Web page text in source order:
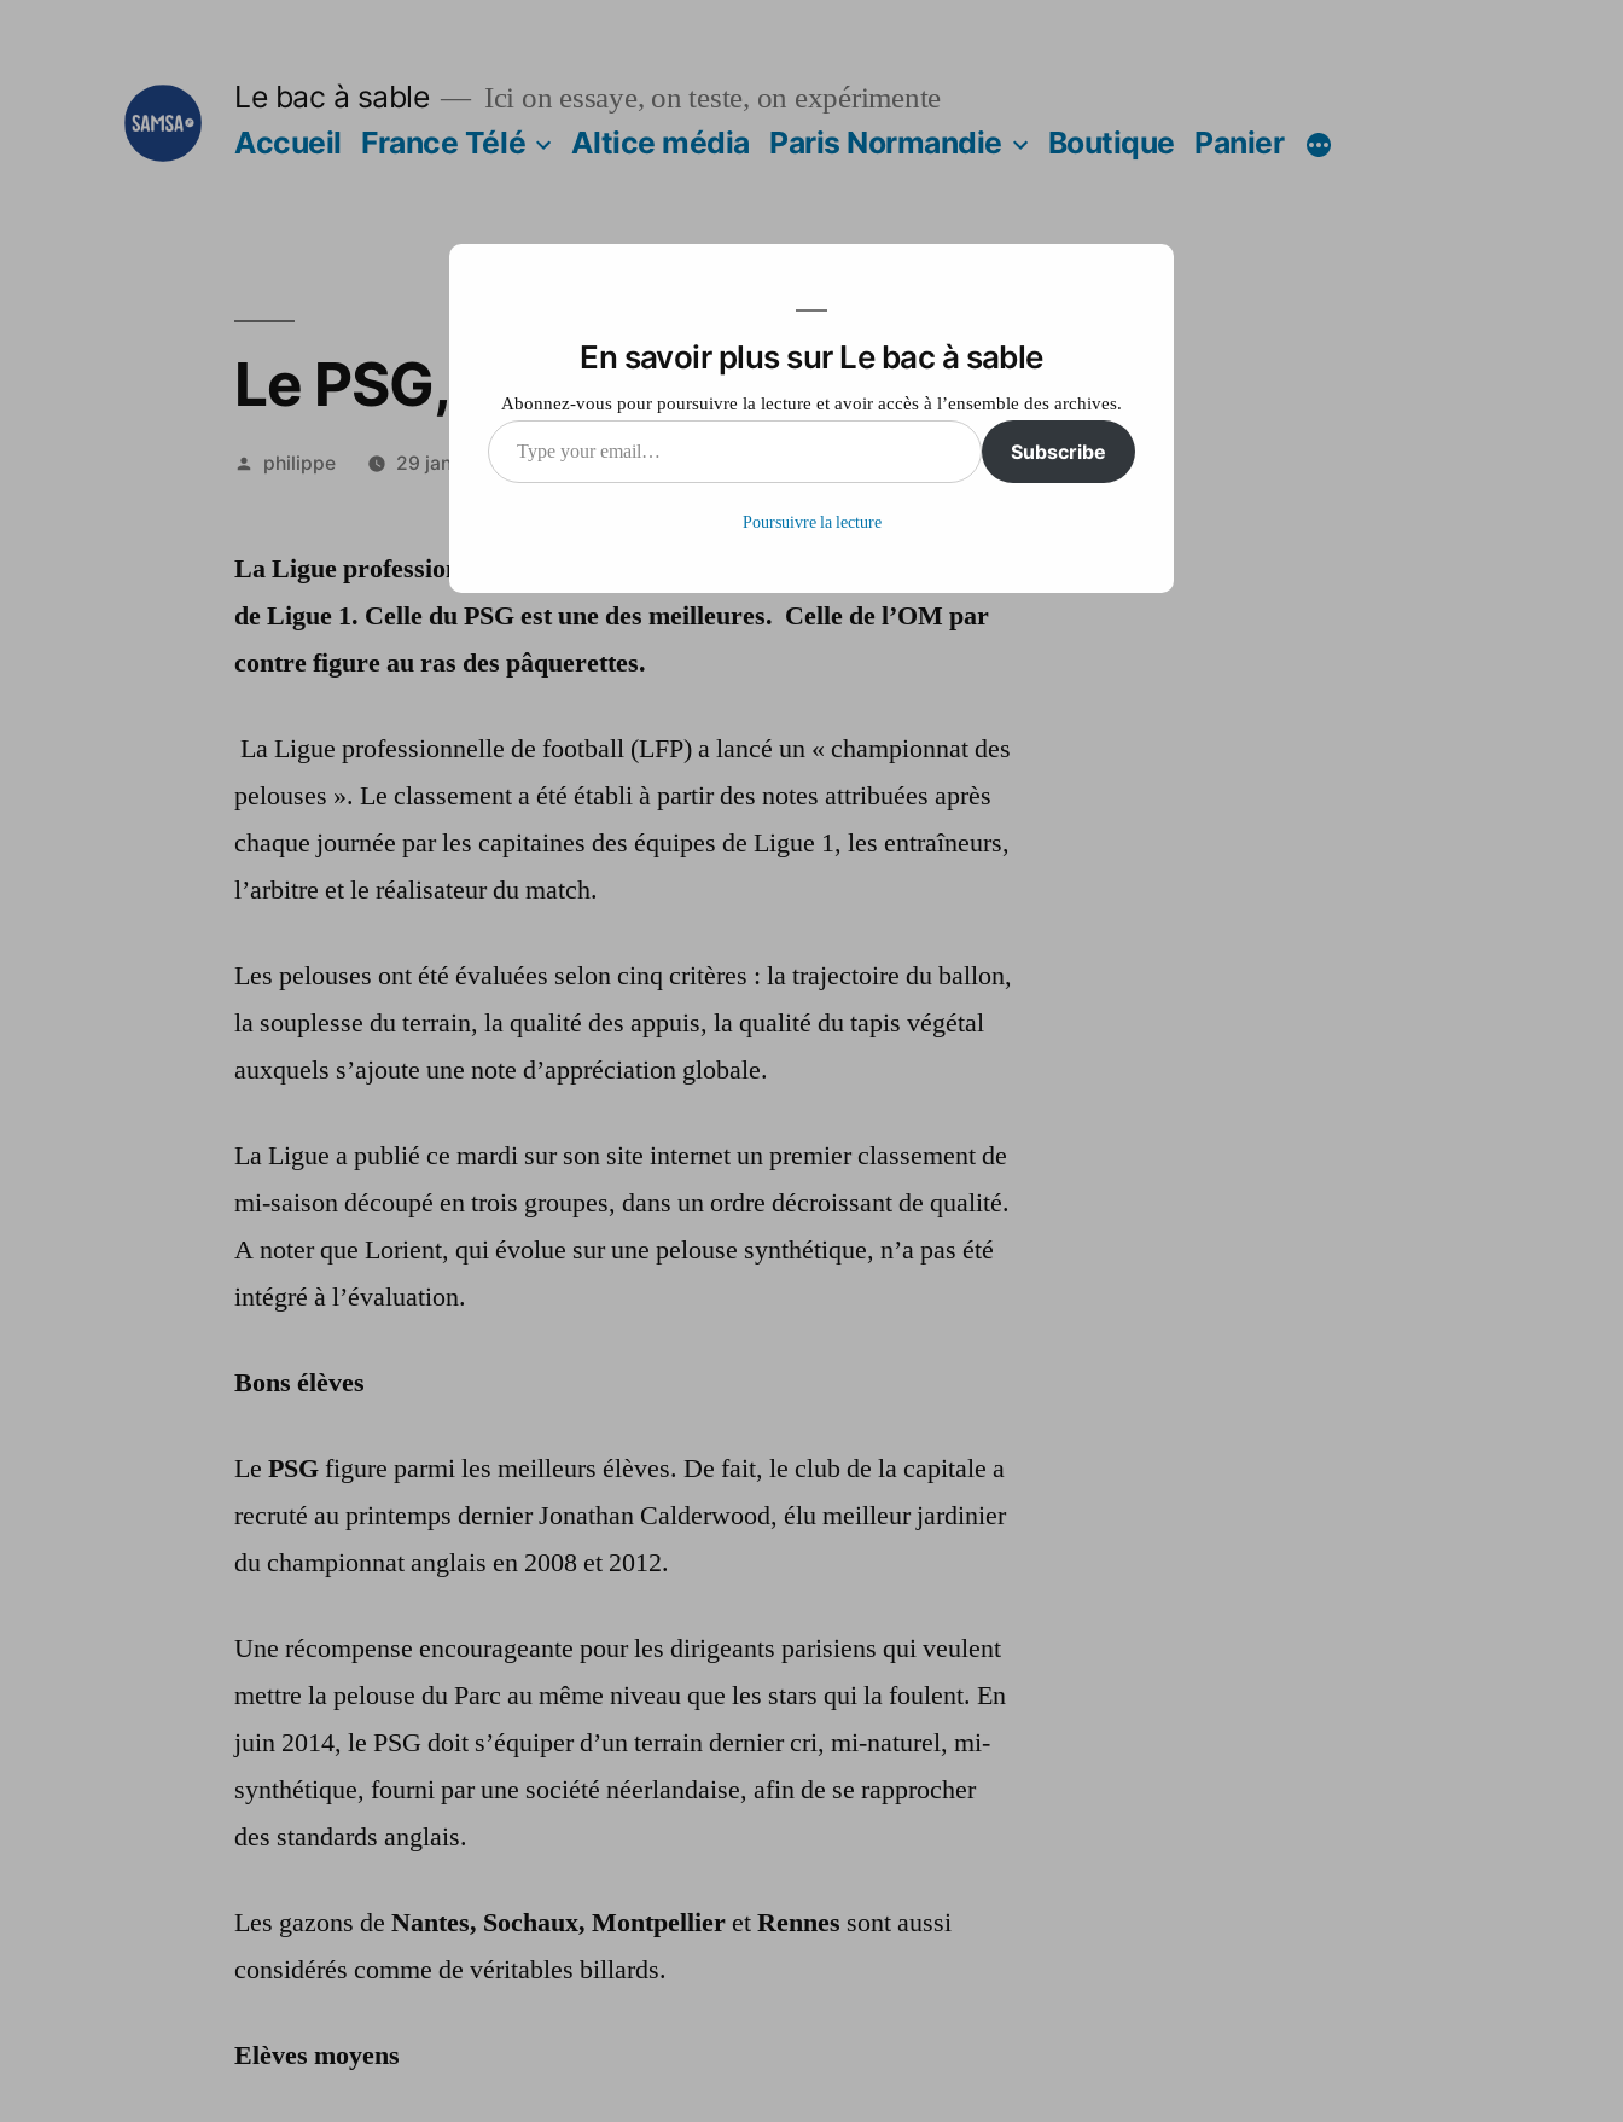
Le bac à sable Ici on essaye, on teste, on expérimente
Accueil France Télé Altice média Paris Normandie Boutique Panier
Le PSG, star de la pelouse
Publié
philippe 29 janvier 2014 Laisser un commentaire
PSG,
de
la
La Ligue professionnelle de football a évalué les meilleures pelouses
de Ligue 1. Celle du PSG est une des meilleures. Celle de l’OM par
contre figure au ras des pâquerettes.
La Ligue professionnelle de football (LFP) a lancé un « championnat des
pelouses ». Le classement a été établi à partir des notes attribuées après
chaque journée par les capitaines des équipes de Ligue 1, les entraîneurs,
l’arbitre et le réalisateur du match.
Les pelouses ont été évaluées selon cinq critères : la trajectoire du ballon,
la souplesse du terrain, la qualité des appuis, la qualité du tapis végétal
auxquels s’ajoute une note d’appréciation globale.
La Ligue a publié ce mardi sur son site internet un premier classement de
mi-saison découpé en trois groupes, dans un ordre décroissant de qualité.
A noter que Lorient, qui évolue sur une pelouse synthétique, n’a pas été
intégré à l’évaluation.
Bons élèves
LePSGfigure parmi les meilleurs élèves. De fait, le club de la capitale a
recruté au printemps dernier Jonathan Calderwood, élu meilleur jardinier
du championnat anglais en 2008 et 2012.
Une récompense encourageante pour les dirigeants parisiens qui veulent
mettre la pelouse du Parc au même niveau que les stars qui la foulent. En
juin 2014, le PSG doit s’équiper d’un terrain dernier cri, mi-naturel, mi-
synthétique, fourni par une société néerlandaise, afin de se rapprocher
des standards anglais.
Les gazons deNantes, Sochaux, Montpellier etRennes sont aussi
considérés comme de véritables billards.
Elèves moyens
En savoir plus sur Le bac à sable
Abonnez-vous pour poursuivre la lecture et avoir accès à l’ensemble des archives.
Type
your
Subscribe
Poursuivre la lecture